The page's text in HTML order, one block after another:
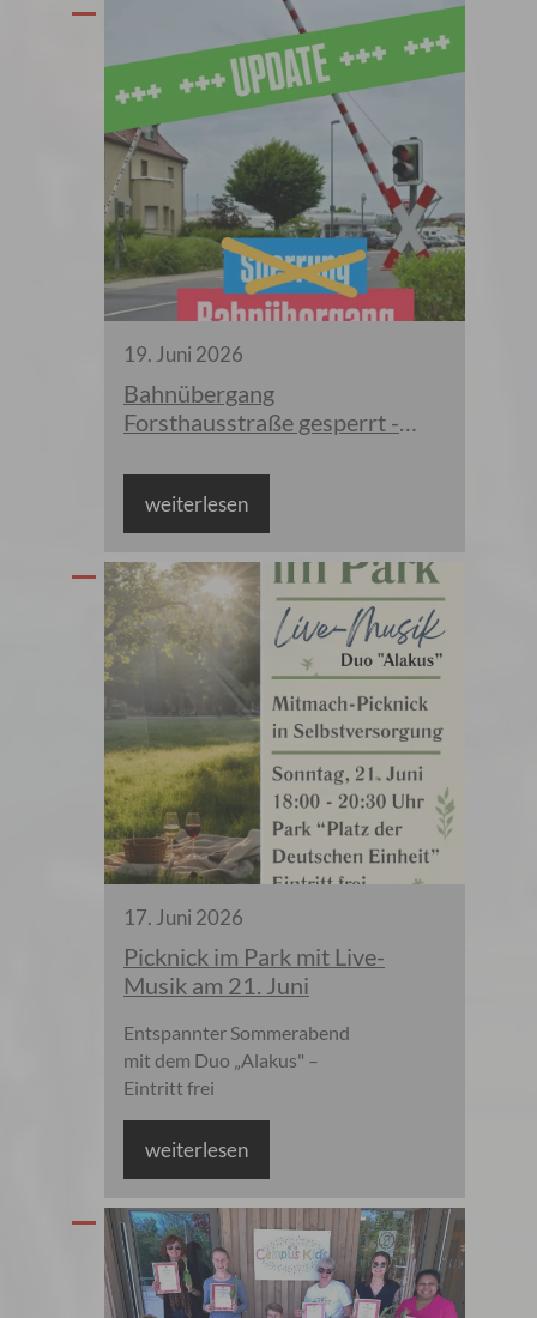
19.Juni 2026
Bahnübergang
Forsthausstraße gesperrt -
weiterlesen
17. Juni 2026
Picknick im Park mit Live-
Musik am 21. Juni
Entspannter Sommerabend
mit dem Duo „Alakus" –
Eintritt frei
weiterlesen